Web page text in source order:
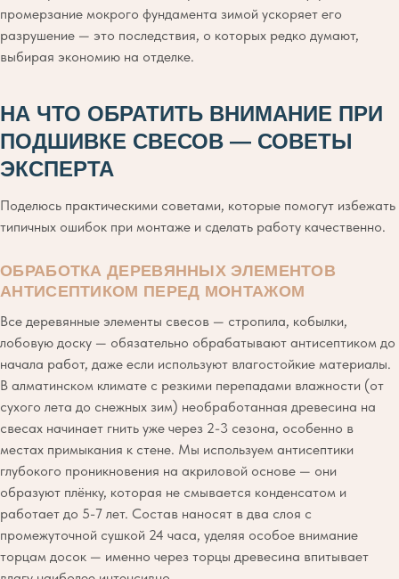
промерзание мокрого фундамента зимой ускоряет его
разрушение — это последствия, о которых редко думают,
выбирая экономию на отделке.
НА ЧТО ОБРАТИТЬ ВНИМАНИЕ ПРИ
ПОДШИВКЕ СВЕСОВ — СОВЕТЫ
ЭКСПЕРТА
Поделюсь практическими советами, которые помогут избежать
типичных ошибок при монтаже и сделать работу качественно.
ОБРАБОТКА ДЕРЕВЯННЫХ ЭЛЕМЕНТОВ
АНТИСЕПТИКОМ ПЕРЕД МОНТАЖОМ
Все деревянные элементы свесов — стропила, кобылки,
лобовую доску — обязательно обрабатывают антисептиком до
начала работ, даже если используют влагостойкие материалы.
В алматинском климате с резкими перепадами влажности (от
сухого лета до снежных зим) необработанная древесина на
свесах начинает гнить уже через 2-3 сезона, особенно в
местах примыкания к стене. Мы используем антисептики
глубокого проникновения на акриловой основе — они
образуют плёнку, которая не смывается конденсатом и
работает до 5-7 лет. Состав наносят в два слоя с
промежуточной сушкой 24 часа, уделяя особое внимание
торцам досок — именно через торцы древесина впитывает